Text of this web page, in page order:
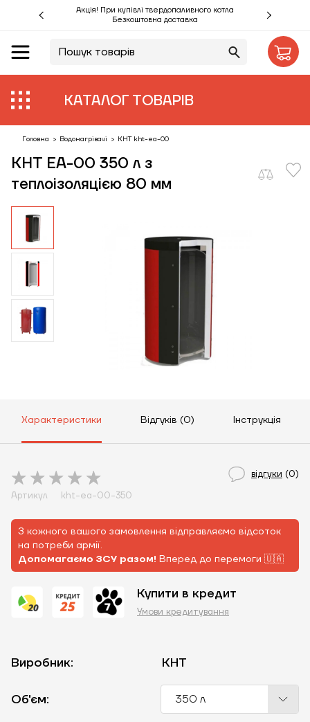
Акція! При купівлі твердопаливного котла
Безкоштовна доставка
КАТАЛОГ ТОВАРІВ
Акції %
Виробники
Об'єкти
Монтаж
Клієнтам
Статті
Головна > Водонагрівачі > KHT kht-ea-00
KHT ЕА-00 350 л з
теплоізоляцією 80 мм
Характеристики Відгуків (0) Інструкція
відгуки (0)
Артикул
kht-ea-00-350
З кожного вашого замовлення відправляємо відсоток
на потреби армії.
Допомагаємо ЗСУ разом! Вперед до перемоги 🇺🇦
Купити в кредит
Умови кредитування
Виробник: KHT
Об'єм: 350 л